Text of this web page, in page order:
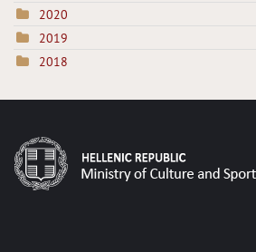
2020
2019
2018